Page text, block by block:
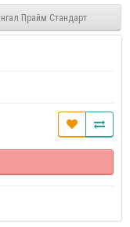
Прайм Стандарт